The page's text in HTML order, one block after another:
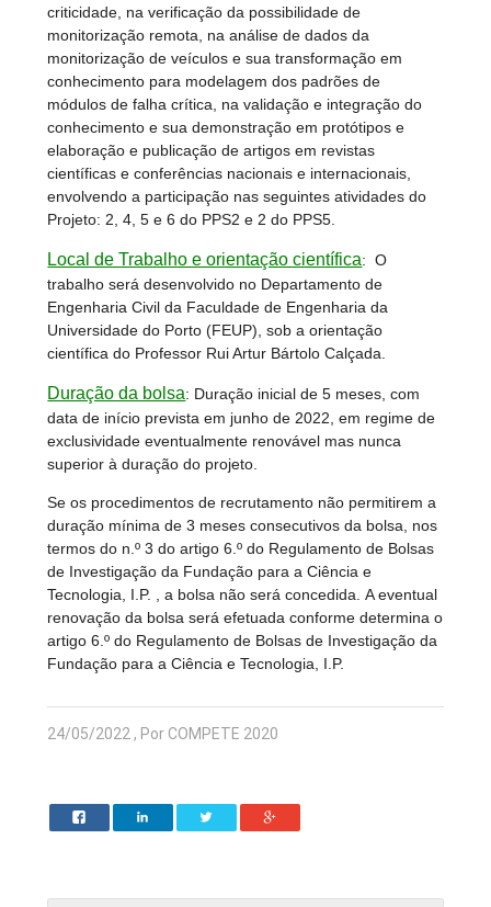
criticidade, na verificação da possibilidade de
monitorização remota, na análise de dados da
monitorização de veículos e sua transformação em
conhecimento para modelagem dos padrões de
módulos de falha crítica, na validação e integração do
conhecimento e sua demonstração em protótipos e
elaboração e publicação de artigos em revistas
científicas e conferências nacionais e internacionais,
envolvendo a participação nas seguintes atividades do
Projeto: 2, 4, 5 e 6 do PPS2 e 2 do PPS5.
Local de Trabalho e orientação científica:O
trabalho será desenvolvido no Departamento de
Engenharia Civil da Faculdade de Engenharia da
Universidade do Porto (FEUP), sob a orientação
científica do Professor Rui Artur Bártolo Calçada.
Duração da bolsa: Duração inicial de 5 meses, com
data de início prevista em junho de 2022, em regime de
exclusividade eventualmente renovável mas nunca
superior à duração do projeto.
Se os procedimentos de recrutamento não permitirem a
duração mínima de 3 meses consecutivos da bolsa, nos
termos do n.º 3 do artigo 6.º do Regulamento de Bolsas
de Investigação da Fundação para a Ciência e
Tecnologia, I.P. , a bolsa não será concedida. A eventual
renovação da bolsa será efetuada conforme determina o
artigo 6.º do Regulamento de Bolsas de Investigação da
Fundação para a Ciência e Tecnologia, I.P.
24/05/2022 , Por COMPETE 2020